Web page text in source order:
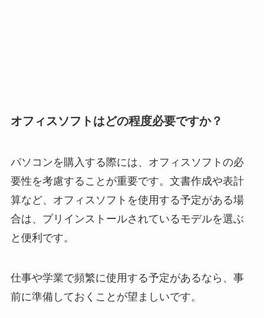
オフィスソフトはどの程度必要ですか？
パソコンを購入する際には、オフィスソフトの必
要性を考慮することが重要です。文書作成や表計
算など、オフィスソフトを使用する予定がある場
合は、プリインストールされているモデルを選ぶ
と便利です。
仕事や学業で頻繁に使用する予定があるなら、事
前に準備しておくことが望ましいです。